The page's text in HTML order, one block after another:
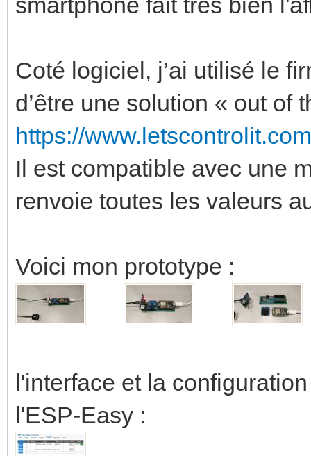
Coté logiciel, j’ai utilisé le
d’être une solution « out
https://
Il est compatible avec une
renvoie toutes les valeurs
Voici mon prototype :
l'interface et la
l'ESP-Easy :